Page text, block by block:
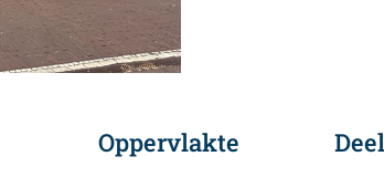
Oppervlakte